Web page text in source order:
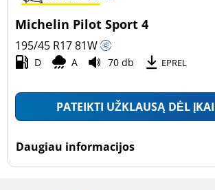
Michelin Pilot Sport 4
195/45 R1781W
D A 70 db EPREL
PATEIKTI UŽKLAUSĄ DĖL
Daugiau informacijos